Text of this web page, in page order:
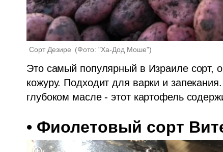
Сорт Дезире (Фото: "Ха-Дод Моше")
Это самый популярный в Израиле сорт,
кожуру. Подходит для варки и
глубоком масле - этот картофель
• Фиолетовый сорт